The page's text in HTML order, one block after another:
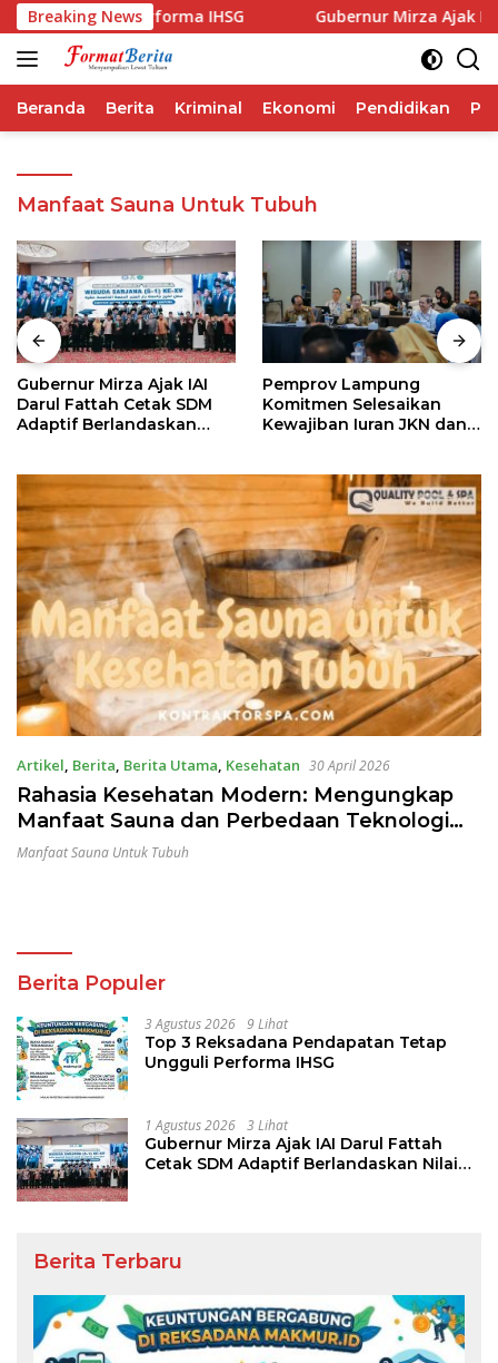
Langsung
ke
konten
Breaking News
Ungguli Performa IHSG Gubernur Mirza Ajak IAI
Beranda Berita Kriminal Ekonomi Pendidikan
Manfaat Sauna Untuk Tubuh
Gubernur Mirza Ajak IAI
Darul Fattah Cetak SDM
Adaptif Berlandaskan
Pemprov Lampung
Komitmen Selesaikan
Kewajiban Iuran JKN dan
Kesehatan
Artikel, Berita, Berita Utama, Kesehatan 30 April 2026
Rahasia Kesehatan Modern: Mengungkap
Manfaat Sauna dan Perbedaan Teknologi
Sauna Terbaik untuk Gaya Hidup Sehat
Manfaat Sauna Untuk Tubuh
Berita Populer
3 Agustus 2026 9 Lihat
Top 3 Reksadana Pendapatan Tetap
Ungguli Performa IHSG
1 Agustus 2026 3 Lihat
Gubernur Mirza Ajak IAI Darul Fattah
Cetak SDM Adaptif Berlandaskan Nilai
Berita Terbaru